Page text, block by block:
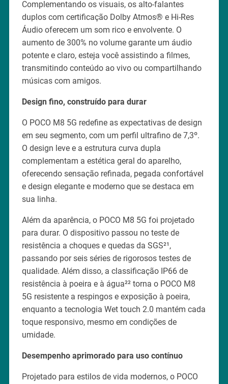
Complementando os visuais, os alto-falantes
duplos com certificação Dolby Atmos® e Hi-Res
Áudio oferecem um som rico e envolvente. O
aumento de 300% no volume garante um áudio
potente e claro, esteja você assistindo a filmes,
transmitindo conteúdo ao vivo ou compartilhando
músicas com amigos.
Design fino, construído para durar
O POCO M8 5G redefine as expectativas de design
em seu segmento, com um perfil ultrafino de 7,3º.
O design leve e a estrutura curva dupla
complementam a estética geral do aparelho,
oferecendo sensação refinada, pegada confortável
e design elegante e moderno que se destaca em
sua linha.
Além da aparência, o POCO M8 5G foi projetado
para durar. O dispositivo passou no teste de
resistência a choques e quedas da SGS²¹,
passando por seis séries de rigorosos testes de
qualidade. Além disso, a classificação IP66 de
resistência à poeira e à água²² torna o POCO M8
5G resistente a respingos e exposição à poeira,
enquanto a tecnologia Wet touch 2.0 mantém cada
toque responsivo, mesmo em condições de
umidade.
Desempenho aprimorado para uso contínuo
Projetado para estilos de vida modernos, o POCO